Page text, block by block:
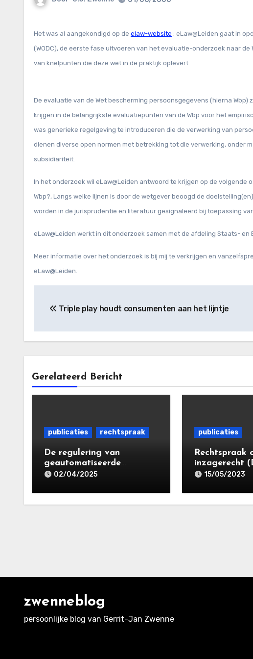
Het was al aangekondigd op de elaw-website : eLaw@Leiden gaat in
(WODC), de eerste fase uitvoeren van het evaluatie-onderzoek naar
van knelpunten die deze wet in de praktijk oplevert.
De evaluatie van de Wet bescherming persoonsgegevens (hierna
krijgen in de belangrijkste evaluatiepunten van de Wbp voor het
was generieke regelgeving te introduceren die de verwerking van
dienen diverse open normen met betrekking tot die verwerking, onder
subsidiariteit.
In het onderzoek wil eLaw@Leiden antwoord te krijgen op de
Wbp?, Langs welke lijnen is door de wetgever beoogd de
worden in de jurisprudentie en literatuur gesignaleerd bij toepassing
eLaw@Leiden werkt in dit onderzoek samen met de afdeling Staats-
Meer informatie over het onderzoek is bij mij te verkrijgen en
eLaw@Leiden.
navigatie
Triple play houdt consumenten aan het lijntje
Gerelateerd Bericht
publicaties rechtspraak
De regulering van
geautomatiseerde
besluitvorming en
tussenstand
02/04/2025
publicaties
Rechtspraak
inzagerecht
Mediaforum
15/05/2023
zwenneblog
persoonlijke blog van Gerrit-Jan Zwenne